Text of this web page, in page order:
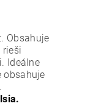
Obsahuje
rieši
Ideálne
obsahuje